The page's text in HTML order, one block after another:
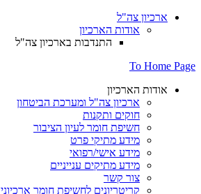
ארכיון צה"ל
אודות הארכיון
התנדבות בארכיון צה"ל
To Home Page
אודות הארכיון
ארכיון צה"ל ומערכת הביטחון
חוקים ותקנות
חשיפת חומר לעיון הציבור
מידע מתיקי פרט
מידע אישי/רפואי
מידע מתיקים ענייניים
צור קשר
קריטריונים לחשיפת חומר ארכיוני